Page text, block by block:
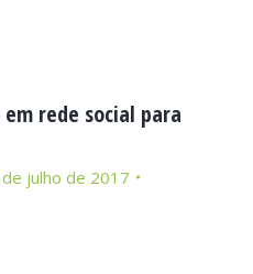
em rede social para
julho de 2017